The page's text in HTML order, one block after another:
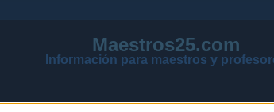
Maestros25.com
Información para maestros y